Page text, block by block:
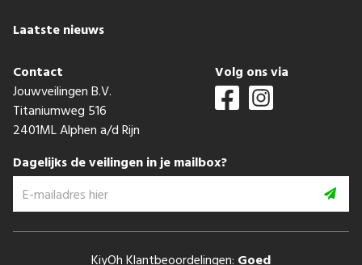
Laatste nieuws
Contact
Jouwveilingen B.V.
Titaniumweg 516
2401ML Alphen a/d Rijn
Volg ons via
Dagelijks de veilingen in je mailbox?